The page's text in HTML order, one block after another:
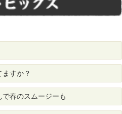
すか？
春のスムージーも